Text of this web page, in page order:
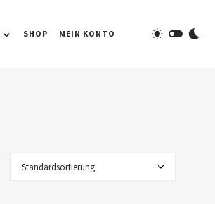
SHOP MEIN KONTO